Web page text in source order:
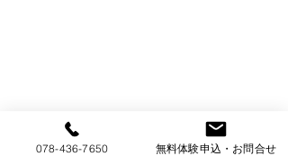
078-436-7650 無料体験申込・お問合せ